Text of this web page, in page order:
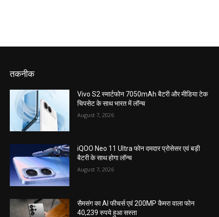
तकनीक
Vivo S2 स्मार्टफोन 7050mAh बैटरी और मीडिया टेक
चिपसेट के साथ भारत में लॉन्च
August 7, 2026
iQOO Neo 11 Ultra फोन दमदार प्रोसेसर एवं बड़ी
बैटरी के साथ होगा लॉन्च
August 7, 2026
सैमसंग का AI फीचर्स एवं 200MP कैमरा वाला फोन
40,239 रुपये हुआ सस्ता